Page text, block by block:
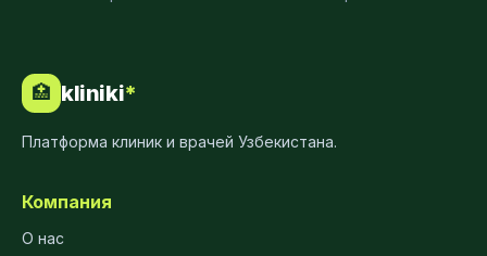
🏥 kliniki*
Платформа клиник и врачей Узбекистана.
Компания
О нас